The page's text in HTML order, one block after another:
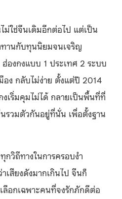
ม่ใช่จีนเดิมอีกต่อไป แต่เป็น
านกับทุนนิยมจนเจริญ
องกงแบบ 1 ประเทศ 2 ระบบ
อง กลับไม่ง่าย ตั้งแต่ปี 2014
เริ่มคุมไม่ได้ กลายเป็นพื้นที่ที่
นรวมตัวกันอยู่ที่นั่น เพื่อตั้งฐาน
วิถีทางในการครอบงำ
เสียงดังมากเกินไป จีนก็
เลือกเฉพาะคนที่จงรักภักดีต่อ